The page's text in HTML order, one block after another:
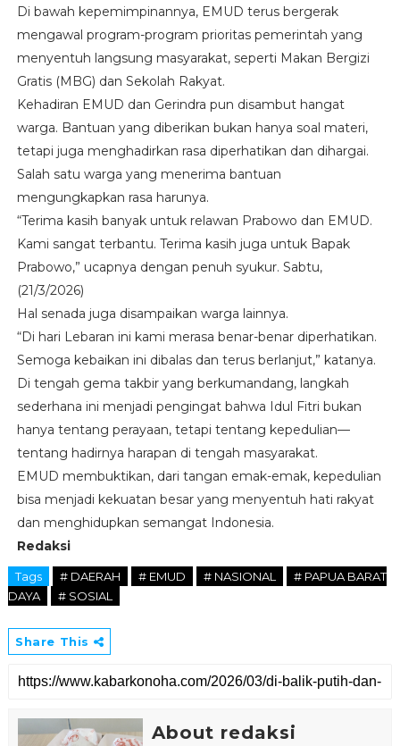
Di bawah kepemimpinannya, EMUD terus bergerak
mengawal program-program prioritas pemerintah yang
menyentuh langsung masyarakat, seperti Makan Bergizi
Gratis (MBG) dan Sekolah Rakyat.
Kehadiran EMUD dan Gerindra pun disambut hangat
warga. Bantuan yang diberikan bukan hanya soal materi,
tetapi juga menghadirkan rasa diperhatikan dan dihargai.
Salah satu warga yang menerima bantuan
mengungkapkan rasa harunya.
“Terima kasih banyak untuk relawan Prabowo dan EMUD.
Kami sangat terbantu. Terima kasih juga untuk Bapak
Prabowo,” ucapnya dengan penuh syukur. Sabtu,
(21/3/2026)
Hal senada juga disampaikan warga lainnya.
“Di hari Lebaran ini kami merasa benar-benar diperhatikan.
Semoga kebaikan ini dibalas dan terus berlanjut,” katanya.
Di tengah gema takbir yang berkumandang, langkah
sederhana ini menjadi pengingat bahwa Idul Fitri bukan
hanya tentang perayaan, tetapi tentang kepedulian—
tentang hadirnya harapan di tengah masyarakat.
EMUD membuktikan, dari tangan emak-emak, kepedulian
bisa menjadi kekuatan besar yang menyentuh hati rakyat
dan menghidupkan semangat Indonesia.
Redaksi
Tags # DAERAH # EMUD # NASIONAL
# PAPUA BARAT
DAYA
# SOSIAL
Share This
About redaksi